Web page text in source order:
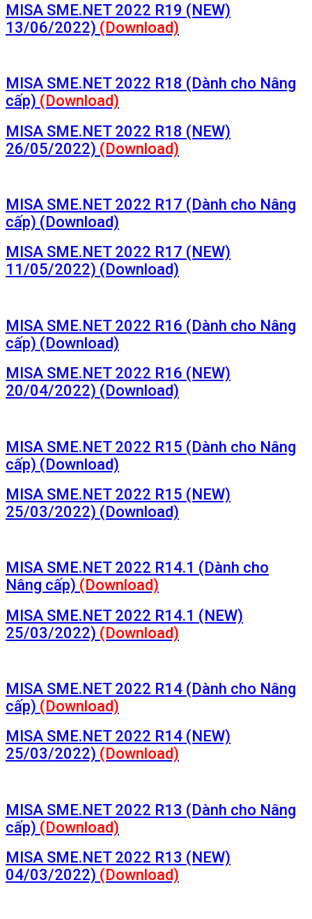
MISA SME.NET 2022 R19 (NEW)
13/06/2022) (Download)
MISA SME.NET 2022 R18 (Dành cho Nâng
cấp) (Download)
MISA SME.NET 2022 R18 (NEW)
26/05/2022) (Download)
MISA SME.NET 2022 R17 (Dành cho Nâng
cấp) (Download)
MISA SME.NET 2022 R17 (NEW)
11/05/2022) (Download)
MISA SME.NET 2022 R16 (Dành cho Nâng
cấp) (Download)
MISA SME.NET 2022 R16 (NEW)
20/04/2022) (Download)
MISA SME.NET 2022 R15 (Dành cho Nâng
cấp) (Download)
MISA SME.NET 2022 R15 (NEW)
25/03/2022) (Download)
MISA SME.NET 2022 R14.1 (Dành cho
Nâng cấp) (Download)
MISA SME.NET 2022 R14.1 (NEW)
25/03/2022) (Download)
MISA SME.NET 2022 R14 (Dành cho Nâng
cấp) (Download)
MISA SME.NET 2022 R14 (NEW)
25/03/2022) (Download)
MISA SME.NET 2022 R13 (Dành cho Nâng
cấp) (Download)
MISA SME.NET 2022 R13 (NEW)
04/03/2022) (Download)